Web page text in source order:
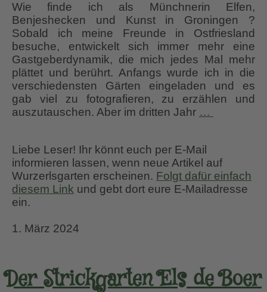
Wie finde ich als Münchnerin Elfen,
Benjeshecken und Kunst in Groningen ?
Sobald ich meine Freunde in Ostfriesland
besuche, entwickelt sich immer mehr eine
Gastgeberdynamik, die mich jedes Mal mehr
plättet und berührt. Anfangs wurde ich in die
verschiedensten Gärten eingeladen und es
gab viel zu fotografieren, zu erzählen und
auszutauschen. Aber im dritten Jahr …
“Jan
Wilde
een
Liebe Leser! Ihr könnt euch per E-Mail
informieren lassen, wenn neue Artikel auf
Wurzerlsgarten erscheinen. Folgt dafür einfach
diesem Link und gebt dort eure E-Mailadresse
ein.
1. März 2024
Der Strickgarten Els de Boer